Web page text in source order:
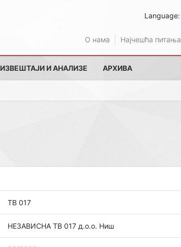
Language:
О нама Најчешћа питања
ИЗВЕШТАЈИ И АНАЛИЗЕ АРХИВА
ТВ 017
НЕЗАВИСНА ТВ 017 д.о.о. Ниш